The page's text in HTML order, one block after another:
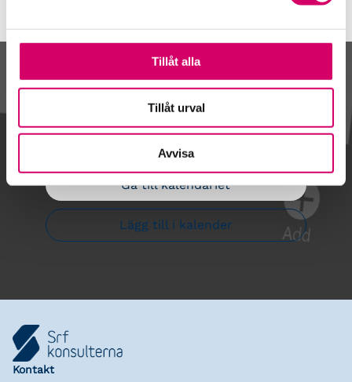
Tillåt alla
Tillåt urval
Avvisa
Kalendarium
Gå till kalendariet
Lägg till i kalender
Kontakt